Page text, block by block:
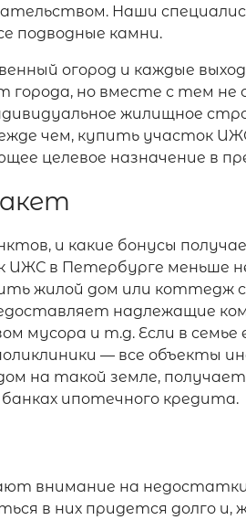
Наши
подводные камни.
огород и каждые
но вместе с тем
жилищное
чем, купить участок
целевое назначение в
и какие бонусы
в Петербурге меньше
жилой дом или
надлежащие
мусора и т.д. Если в
— все
на такой земле,
ипотечного кредита.
внимание на
в них придется долго